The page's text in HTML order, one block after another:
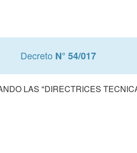
Decreto N° 54/017
LAS "DIRECTRICES